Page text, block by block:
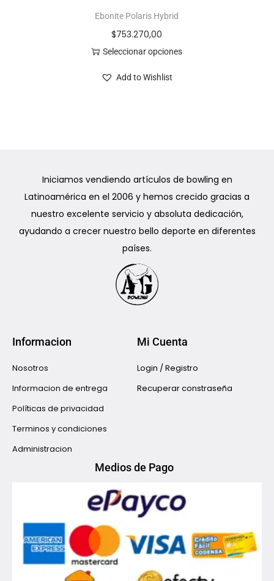
Ebonite Polaris Hybrid
$753.270,00
Seleccionar opciones
Add to Wishlist
Iniciamos vendiendo artículos de bowling en
Latinoamérica en el 2006 y hemos crecido gracias a
nuestro excelente servicio y absoluta dedicación,
ayudando a crecer nuestro bello deporte en diferentes
países.
Informacion
Nosotros
Informacion de entrega
Políticas de privacidad
Terminos y condiciones
Administracion
Mi Cuenta
Login / Registro
Recuperar constraseña
Medios de Pago